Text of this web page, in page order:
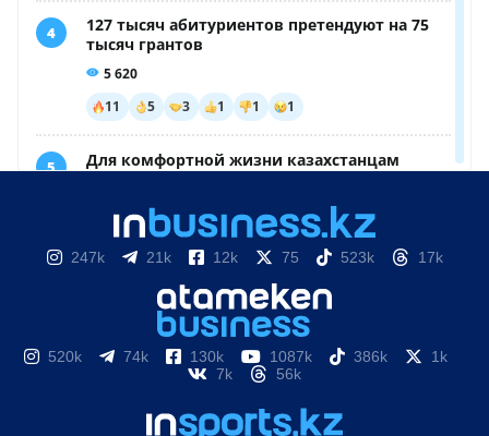
247k 21k 12k 75 523k 17k
520k 74k 130k 1087k 386k
1k
7k
56k